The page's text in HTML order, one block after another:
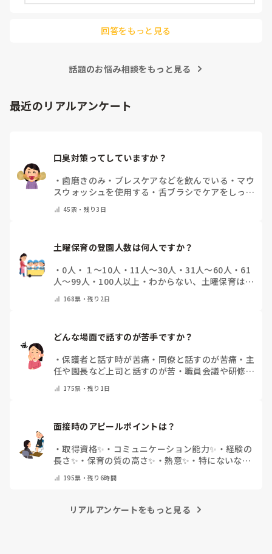
回答をもっと見る
話題のお悩み相談をもっと見る
最近のリアルアンケート
口臭対策ってしていますか？
・歯磨きのみ ・ ブレスケアなどを飲んでいる ・ マウ
スウォッシュを使用する ・ 舌ブラシでケアをしっか
の他(コメントで教えて下さい)
45票・ 残り3日
土曜保育の登園人数は何人ですか？
・ 0人 ・ １～10人 ・ 11人～30人 ・31人～60人 ・ 61
人～99人 ・ 100人以上 ・ わからない、土曜保育はな
168票・残り2日
どんな場面で話すのが苦手ですか？
・保護者と話す時が苦痛 ・ 同僚と話すのが苦痛 ・ 主
任や園長など上司と話すのが苦 ・ 職員会議や研修場
他(コメントで教えてください)
175票・残り1日
面接時のアピールポイントは？
・取得資格✨ ・ コミュニケーション能力✨ ・ 経験の
長さ✨ ・ 保育の質の高さ✨ ・熱意✨ ・ 特にないな・
195票・残り6時間
リアルアンケートをもっと見る